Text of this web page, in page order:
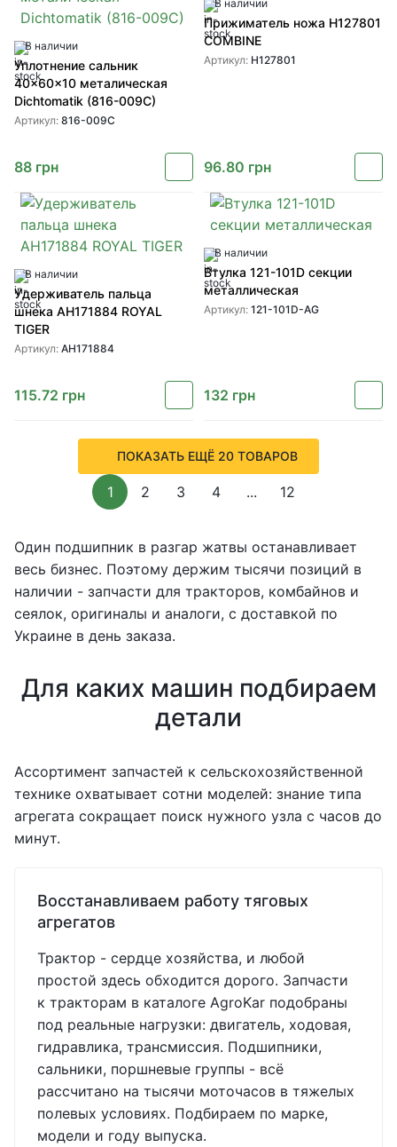
В наличии
Уплотнение сальник
40x60x10 металическая
Dichtomatik (816-009C)
Артикул: 816-009C
88 грн
В наличии
Прижиматель ножа H127801
COMBINE
Артикул: H127801
96.80 грн
В наличии
Удерживатель пальца
шнека AH171884 ROYAL
TIGER
Артикул: AH171884
115.72 грн
В наличии
Втулка 121-101D секции
металлическая
Артикул: 121-101D-AG
132 грн
ПОКАЗАТЬ ЕЩЁ 20 ТОВАРОВ
1 2 3 4 ... 12
Один подшипник в разгар жатвы останавливает
весь бизнес. Поэтому держим тысячи позиций в
наличии - запчасти для тракторов, комбайнов и
сеялок, оригиналы и аналоги, с доставкой по
Украине в день заказа.
Для каких машин подбираем
детали
Ассортимент запчастей к сельскохозяйственной
технике охватывает сотни моделей: знание типа
агрегата сокращает поиск нужного узла с часов до
минут.
Восстанавливаем работу тяговых
агрегатов
Трактор - сердце хозяйства, и любой
простой здесь обходится дорого. Запчасти
к тракторам в каталоге AgroKar подобраны
под реальные нагрузки: двигатель, ходовая,
гидравлика, трансмиссия. Подшипники,
сальники, поршневые группы - всё
рассчитано на тысячи моточасов в тяжелых
полевых условиях. Подбираем по марке,
модели и году выпуска.